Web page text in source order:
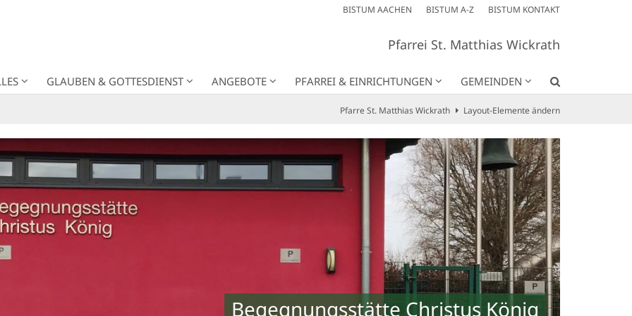
BISTUM AACHEN BISTUM A-Z BISTUM KONTAKT
Pfarrei St. Matthias Wickrath
GLAUBEN & GOTTESDIENST ANGEBOTE PFARREI & EINRICHTUNGEN GEMEINDEN
Pfarre St. Matthias Wickrath Layout-Elemente ändern
Begegnungsstätte Christus König